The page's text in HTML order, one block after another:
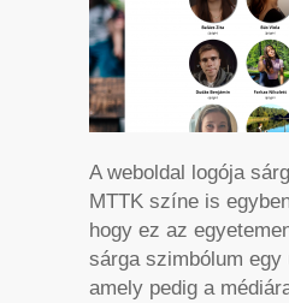
A weboldal logója
MTTK színe is
hogy ez az
sárga szimbólum egy
amely pedig a